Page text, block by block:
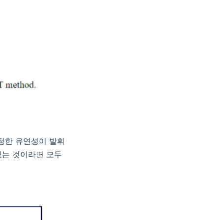
한 유연성이 발휘
것이라면 모두